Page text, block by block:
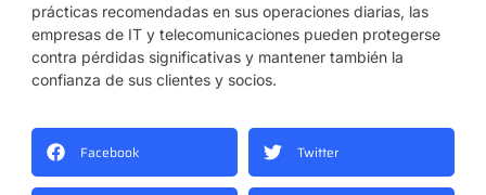
prácticas recomendadas en sus operaciones diarias, las
empresas de IT y telecomunicaciones pueden protegerse
contra pérdidas significativas y mantener también la
confianza de sus clientes y socios.
Facebook Twitter